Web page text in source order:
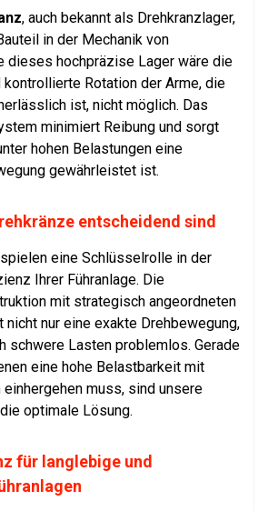
, auch bekannt als Drehkranzlager,
in der Mechanik von
dieses hochpräzise Lager wäre die
Rotation der Arme, die
ist, nicht möglich. Das
minimiert Reibung und sorgt
hohen Belastungen eine
gewährleistet ist.
entscheidend sind
eine Schlüsselrolle in der
Ihrer Führanlage. Die
mit strategisch angeordneten
nicht nur eine exakte Drehbewegung,
schwere Lasten problemlos. Gerade
eine hohe Belastbarkeit mit
muss, sind unsere
optimale Lösung.
für langlebige und